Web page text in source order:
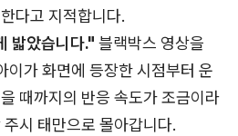
다고 지적합니다.
밟았습니다." 블랙박스 영상을
이가 화면에 등장한 시점부터 운
때까지의 반응 속도가 조금이라
시 태만으로 몰아갑니다.